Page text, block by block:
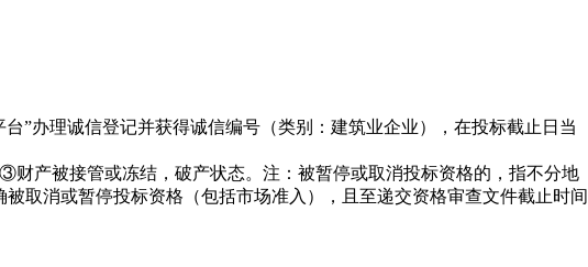
”办理诚信登记并获得诚信编号（类别：建筑业企业），在投标截止日当
产被接管或冻结，破产状态。注：被暂停或取消投标资格的，指不分地
取消或暂停投标资格（包括市场准入），且至递交资格审查文件截止时间